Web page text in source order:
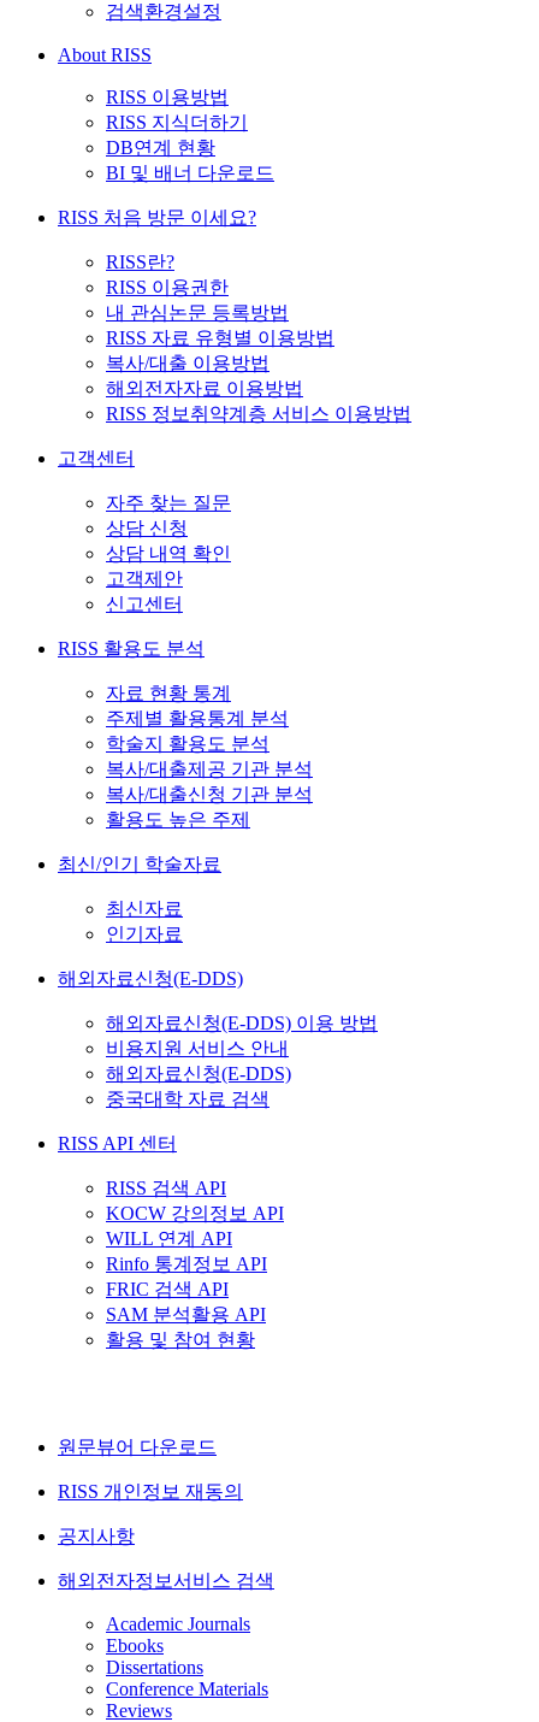
검색환경설정
About RISS
RISS 이용방법
RISS 지식더하기
DB연계 현황
BI 및 배너 다운로드
RISS 처음 방문 이세요?
RISS란?
RISS 이용권한
내 관심논문 등록방법
RISS 자료 유형별 이용방법
복사/대출 이용방법
해외전자자료 이용방법
RISS 정보취약계층 서비스 이용방법
고객센터
자주 찾는 질문
상담 신청
상담 내역 확인
고객제안
신고센터
RISS 활용도 분석
자료 현황 통계
주제별 활용통계 분석
학술지 활용도 분석
복사/대출제공 기관 분석
복사/대출신청 기관 분석
활용도 높은 주제
최신/인기 학술자료
최신자료
인기자료
해외자료신청(E-DDS)
해외자료신청(E-DDS) 이용 방법
비용지원 서비스 안내
해외자료신청(E-DDS)
중국대학 자료 검색
RISS API 센터
RISS 검색 API
KOCW 강의정보 API
WILL 연계 API
Rinfo 통계정보 API
FRIC 검색 API
SAM 분석활용 API
활용 및 참여 현황
원문뷰어 다운로드
RISS 개인정보 재동의
공지사항
해외전자정보서비스 검색
Academic Journals
Ebooks
Dissertations
Conference Materials
Reviews